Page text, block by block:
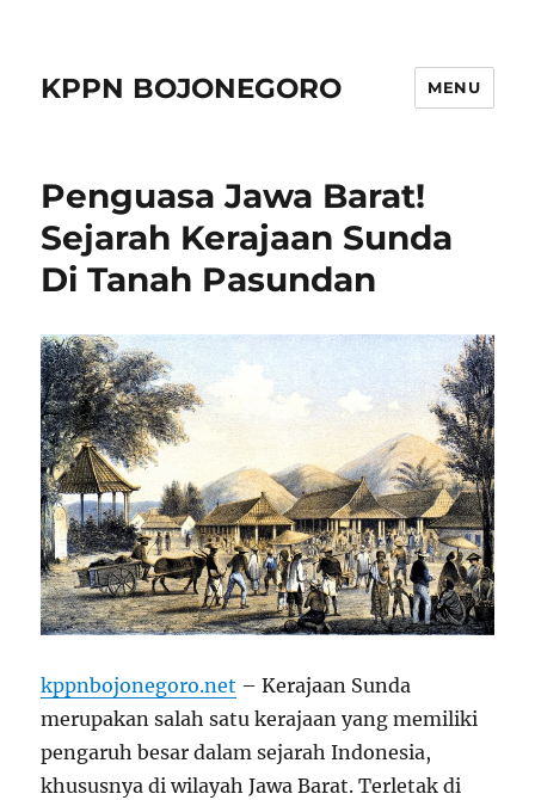
KPPN BOJONEGORO MENU
Penguasa Jawa Barat!
Sejarah Kerajaan Sunda
Di Tanah Pasundan
kppnbojonegoro.net – Kerajaan Sunda
merupakan salah satu kerajaan yang memiliki
pengaruh besar dalam sejarah Indonesia,
khususnya di wilayah Jawa Barat. Terletak di